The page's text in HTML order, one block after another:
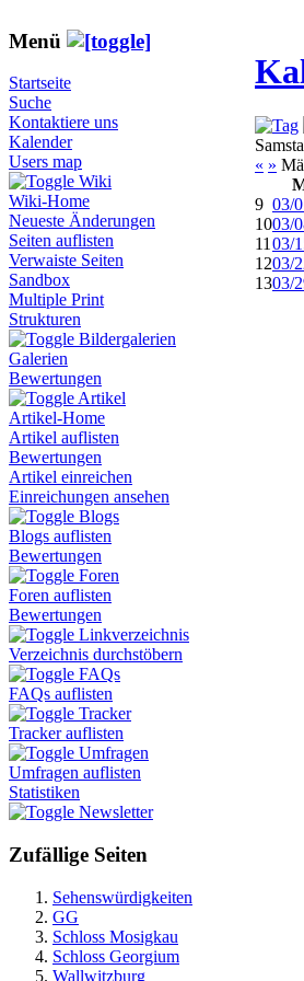
Menü
Startseite
Suche
Kontaktiere uns
Kalender
Users map
Wiki
Wiki-Home
Neueste Änderungen
Seiten auflisten
Verwaiste Seiten
Sandbox
Multiple Print
Strukturen
Bildergalerien
Galerien
Bewertungen
Artikel
Artikel-Home
Artikel auflisten
Bewertungen
Artikel einreichen
Einreichungen ansehen
Blogs
Blogs auflisten
Bewertungen
Foren
Foren auflisten
Bewertungen
Linkverzeichnis
Verzeichnis durchstöbern
FAQs
FAQs auflisten
Tracker
Tracker auflisten
Umfragen
Umfragen auflisten
Statistiken
Newsletter
Zufällige Seiten
Sehenswürdigkeiten
GG
Schloss Mosigkau
Schloss Georgium
Wallwitzburg
« »
9 03/
1003/
11 03/
1203/
1303/